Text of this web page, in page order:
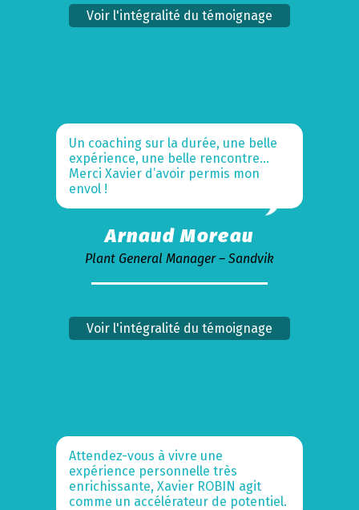
Voir l'intégralité du témoignage
Un coaching sur la durée, une belle
expérience, une belle rencontre…
Merci Xavier d’avoir permis mon
envol !
Arnaud Moreau
Plant General Manager – Sandvik
Voir l'intégralité du témoignage
Attendez-vous à vivre une
expérience personnelle très
enrichissante, Xavier ROBIN agit
comme un accélérateur de potentiel.